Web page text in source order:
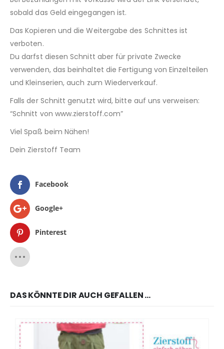
sobald das Geld eingegangen ist.
Das Kopieren und die Weitergabe des Schnittes ist
verboten.
Du darfst diesen Schnitt aber für private Zwecke
verwenden, das beinhaltet die Fertigung von Einzelteilen
und Kleinserien, auch zum Wiederverkauf.
Falls der Schnitt genutzt wird, bitte auf uns verweisen:
“Schnitt von www.zierstoff.com”
Viel Spaß beim Nähen!
Dein Zierstoff Team
Facebook
Google+
Pinterest
DAS KÖNNTE DIR AUCH GEFALLEN …